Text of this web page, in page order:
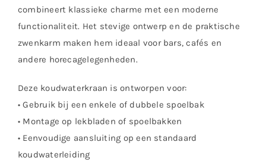
combineert klassieke charme met een moderne
functionaliteit. Het stevige ontwerp en de praktische
zwenkarm maken hem ideaal voor bars, cafés en
andere horecagelegenheden.
Deze koudwaterkraan is ontworpen voor:
• Gebruik bij een enkele of dubbele spoelbak
• Montage op lekbladen of spoelbakken
• Eenvoudige aansluiting op een standaard
koudwaterleiding